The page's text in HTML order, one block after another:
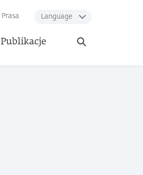
Prasa Language
Publikacje
Otwórz
wyszukiwarkę